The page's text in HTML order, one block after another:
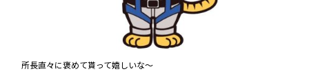
所長直々に褒めて貰って嬉しいな～